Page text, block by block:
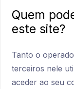
Quem
este site?
Tanto o
terceiros nele
aceder ao seu